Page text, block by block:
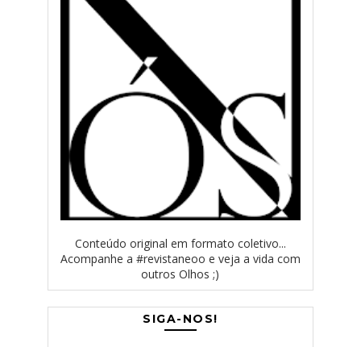
Conteúdo original em formato coletivo...
Acompanhe a #revistaneoo e veja a vida com
outros Olhos ;)
SIGA-NOS!